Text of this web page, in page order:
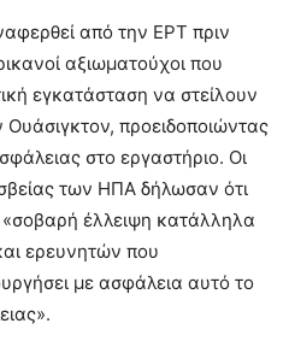
από την ΕΡΤ πριν
αξιωματούχοι που
εγκατάσταση να στείλουν
προειδοποιώντας
στο εργαστήριο. Οι
των ΗΠΑ δήλωσαν ότι
έλλειψη κατάλληλα
ερευνητών που
με ασφάλεια αυτό το